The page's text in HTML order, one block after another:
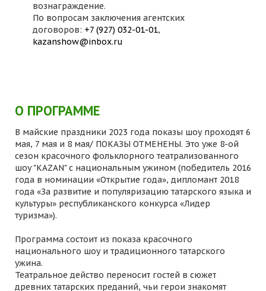
вознаграждение.
По вопросам заключения агентских
договоров: +7 (927) 032-01-01,
kazanshow@inbox.ru
О ПРОГРАММЕ
В майские праздники 2023 года показы шоу проходят 6
мая, 7 мая и 8 мая/ ПОКАЗЫ ОТМЕНЕНЫ. Это уже 8-ой
сезон красочного фольклорного театрализованного
шоу "KAZAN" с национальным ужином (победитель 2016
года в номинации «Открытие года», дипломант 2018
года «За развитие и популяризацию татарского языка и
культуры» республиканского конкурса «Лидер
туризма»).
Программа состоит из показа красочного
национального шоу и традиционного татарского
ужина.
Театральное действо переносит гостей в сюжет
древних татарских преданий, чьи герои знакомят